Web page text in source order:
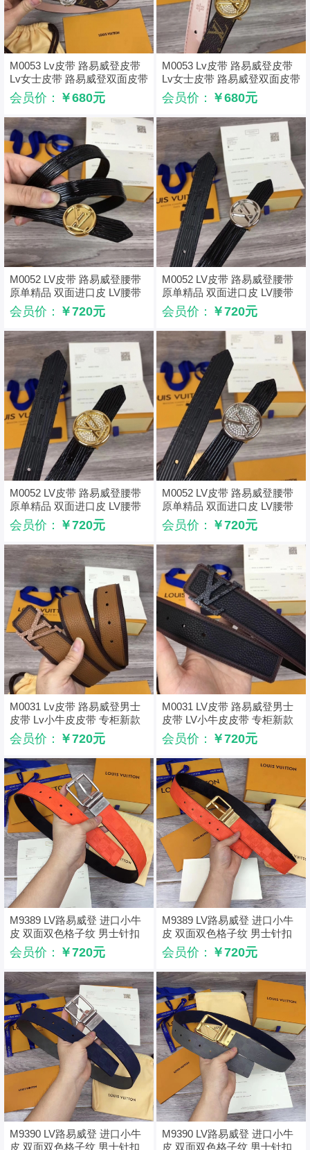
M0053 Lv皮带 路易威登皮带
Lv女士皮带 路易威登双面皮带
金属板扣 银扣带钻
会员价： ￥680元
M0053 Lv皮带 路易威登皮带
Lv女士皮带 路易威登双面皮带
金属板扣 金扣带钻
会员价： ￥680元
M0052 LV皮带 路易威登腰带
原单精品 双面进口皮 LV腰带
金扣
会员价： ￥720元
M0052 LV皮带 路易威登腰带
原单精品 双面进口皮 LV腰带
银扣
会员价： ￥720元
M0052 LV皮带 路易威登腰带
原单精品 双面进口皮 LV腰带
金扣带钻
会员价： ￥720元
M0052 LV皮带 路易威登腰带
原单精品 双面进口皮 LV腰带
银扣带钻
会员价： ￥720元
M0031 Lv皮带 路易威登男士
皮带 Lv小牛皮皮带 专柜新款
棕色
会员价： ￥720元
M0031 LV皮带 路易威登男士
皮带 LV小牛皮皮带 专柜新款
黑色
会员价： ￥720元
M9389 LV路易威登 进口小牛
皮 双面双色格子纹 男士针扣
皮带 橙黑银扣
会员价： ￥720元
M9389 LV路易威登 进口小牛
皮 双面双色格子纹 男士针扣
皮带 橙黑金扣
会员价： ￥720元
M9390 LV路易威登 进口小牛
皮 双面双色格子纹 男士针扣
M9390 LV路易威登 进口小牛
皮 双面双色格子纹 男士针扣